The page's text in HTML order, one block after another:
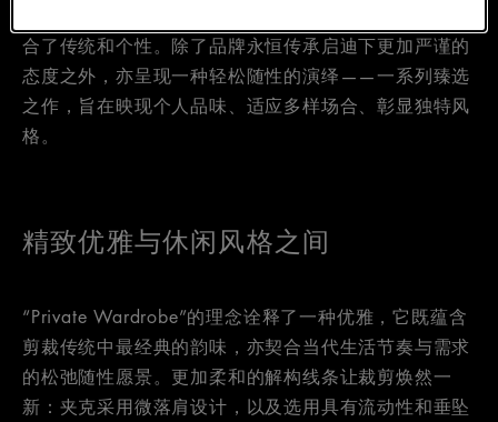
合了传统和个性。除了品牌永恒传承启迪下更加严谨的
态度之外，亦呈现一种轻松随性的演绎——一系列臻选
之作，旨在映现个人品味、适应多样场合、彰显独特风
格。
精致优雅与休闲风格之间
“Private Wardrobe”的理念诠释了一种优雅，它既蕴含
剪裁传统中最经典的韵味，亦契合当代生活节奏与需求
的松弛随性愿景。更加柔和的解构线条让裁剪焕然一
新：夹克采用微落肩设计，以及选用具有流动性和垂坠